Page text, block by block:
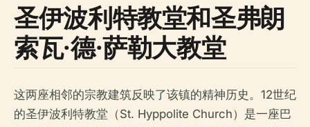
圣伊波利特教堂和圣弗朗
索瓦·德·萨勒大教堂
这两座相邻的宗教建筑反映了该镇的精神历史。12世纪
的圣伊波利特教堂（St. Hyppolite Church）是一座巴